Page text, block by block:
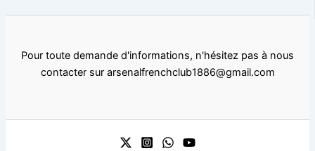
Pour toute demande d'informations, n'hésitez pas à nous
contacter sur arsenalfrenchclub1886@gmail.com